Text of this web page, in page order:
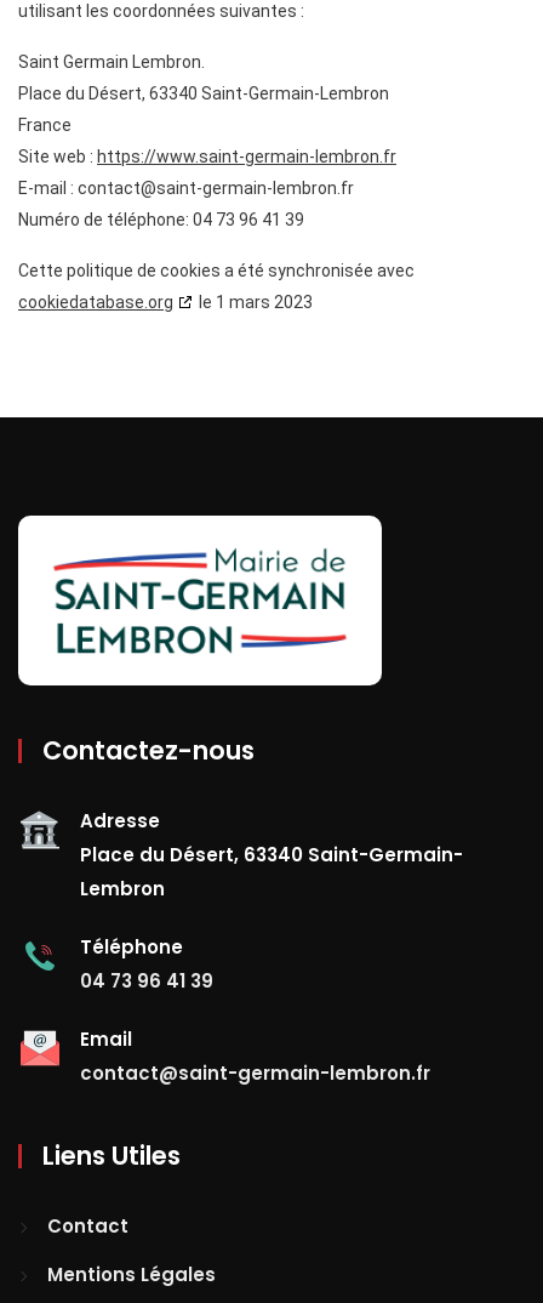
utilisant les coordonnées suivantes :
Saint Germain Lembron.
Place du Désert, 63340 Saint-Germain-Lembron
France
Site web : https://www.saint-germain-lembron.fr
E-mail : rf.norbmel-niamreg-tnias@tcatnoc
Numéro de téléphone: 04 73 96 41 39
Cette politique de cookies a été synchronisée avec
cookiedatabase.org
le 1 mars 2023
Contactez-nous
Adresse
Place du Désert, 63340 Saint-Germain-
Lembron
Téléphone
04 73 96 41 39
Email
contact@saint-germain-lembron.fr
Liens Utiles
Contact
Mentions Légales